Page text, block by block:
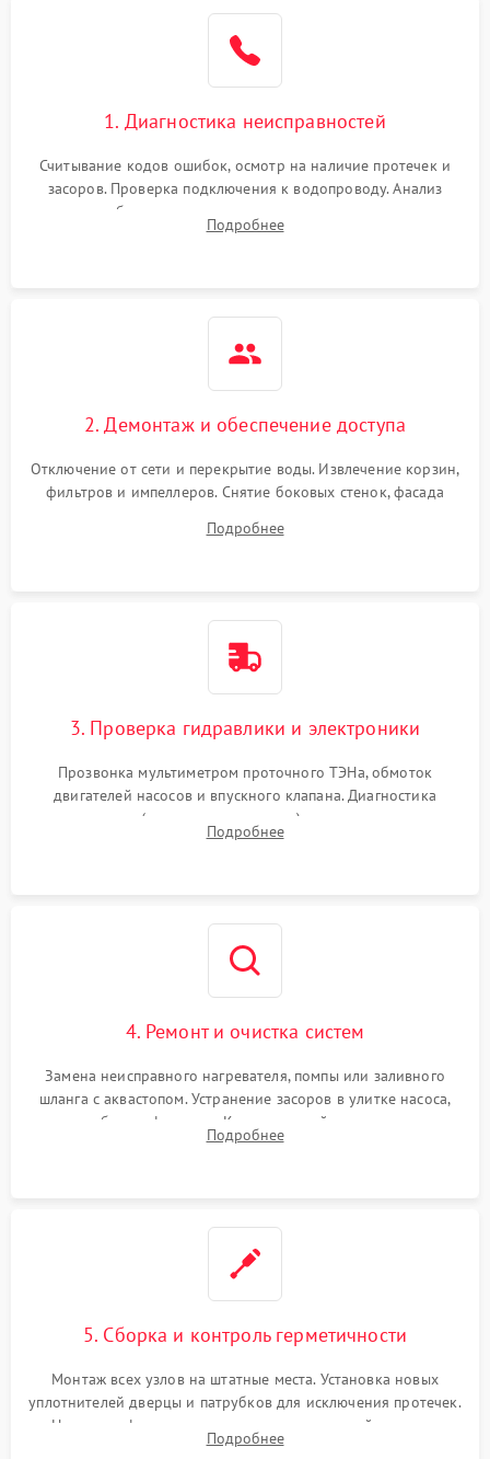
1. Диагностика неисправностей
Считывание кодов ошибок, осмотр на наличие протечек и
засоров. Проверка подключения к водопроводу. Анализ
жалоб на отсутствие слива, нагрева, вращения
разбрызгивателей или срабатывание системы защиты
Подробнее
2. Демонтаж и обеспечение доступа
Отключение от сети и перекрытие воды. Извлечение корзин,
фильтров и импеллеров. Снятие боковых стенок, фасада
циркуляционному насосу, ТЭНу и сливной помпе.
Подробнее
3. Проверка гидравлики и электроники
Прозвонка мультиметром проточного ТЭНа, обмоток
двигателей насосов и впускного клапана. Диагностика
прессостата (датчика уровня воды), датчика мутности,
концевика дверцы и электронного модуля управления.
Подробнее
4. Ремонт и очистка систем
Замена неисправного нагревателя, помпы или заливного
шланга с аквастопом. Устранение засоров в улитке насоса,
патрубках и фильтрах. Компонентный ремонт платы
управления, восстановление поврежденной проводки.
Подробнее
5. Сборка и контроль герметичности
Монтаж всех узлов на штатные места. Установка новых
уплотнителей дверцы и патрубков для исключения протечек.
Надежная фиксация хомутов гидравлической системы,
сборка корпуса и установка датчика поплавка.
Подробнее